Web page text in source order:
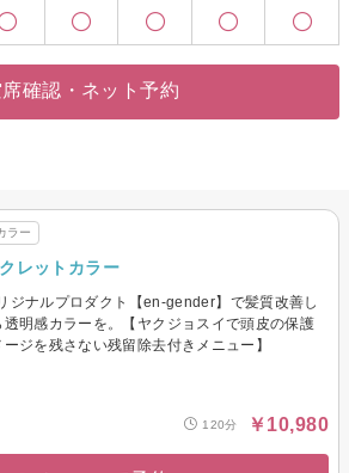
薬剤を使用し一人ひとりに合わせた髪質改善や
用、手指と道具類の消毒、店内の換気と消毒を
は手指消毒とマスク着用でのご来店と施術をお
席確認・ネット予約
ラー
レットカラー
ジナルプロダクト【en-gender】で髪質改善し
透明感カラーを。【ヤクジョスイで頭皮の保護
ージを残さない残留除去付きメニュー】
120分 ￥10,980